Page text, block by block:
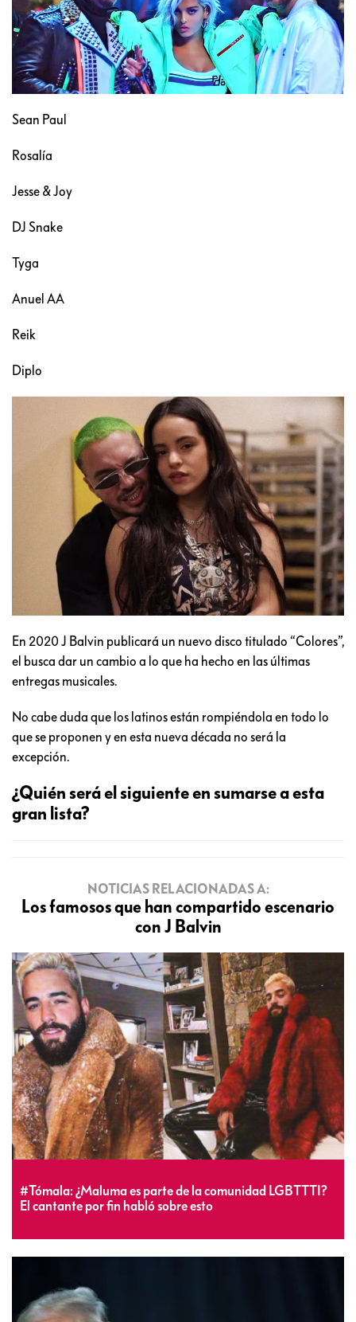
Sean Paul
Rosalía
Jesse & Joy
DJ Snake
Tyga
Anuel AA
Reik
Diplo
En 2020 J Balvin publicará un nuevo disco titulado “Colores”,
el busca dar un cambio a lo que ha hecho en las últimas
entregas musicales.
No cabe duda que los latinos están rompiéndola en todo lo
que se proponen y en esta nueva década no será la
excepción.
¿Quién será el siguiente en sumarse a esta
gran lista?
NOTICIAS RELACIONADAS A:
Los famosos que han compartido escenario
con J Balvin
#Tómala: ¿Maluma es parte de la comunidad LGBTTTI?
El cantante por fin habló sobre esto